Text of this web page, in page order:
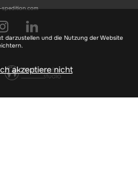
darzustellen und die Nutzung der Website
akzeptiere nicht
spedition.com